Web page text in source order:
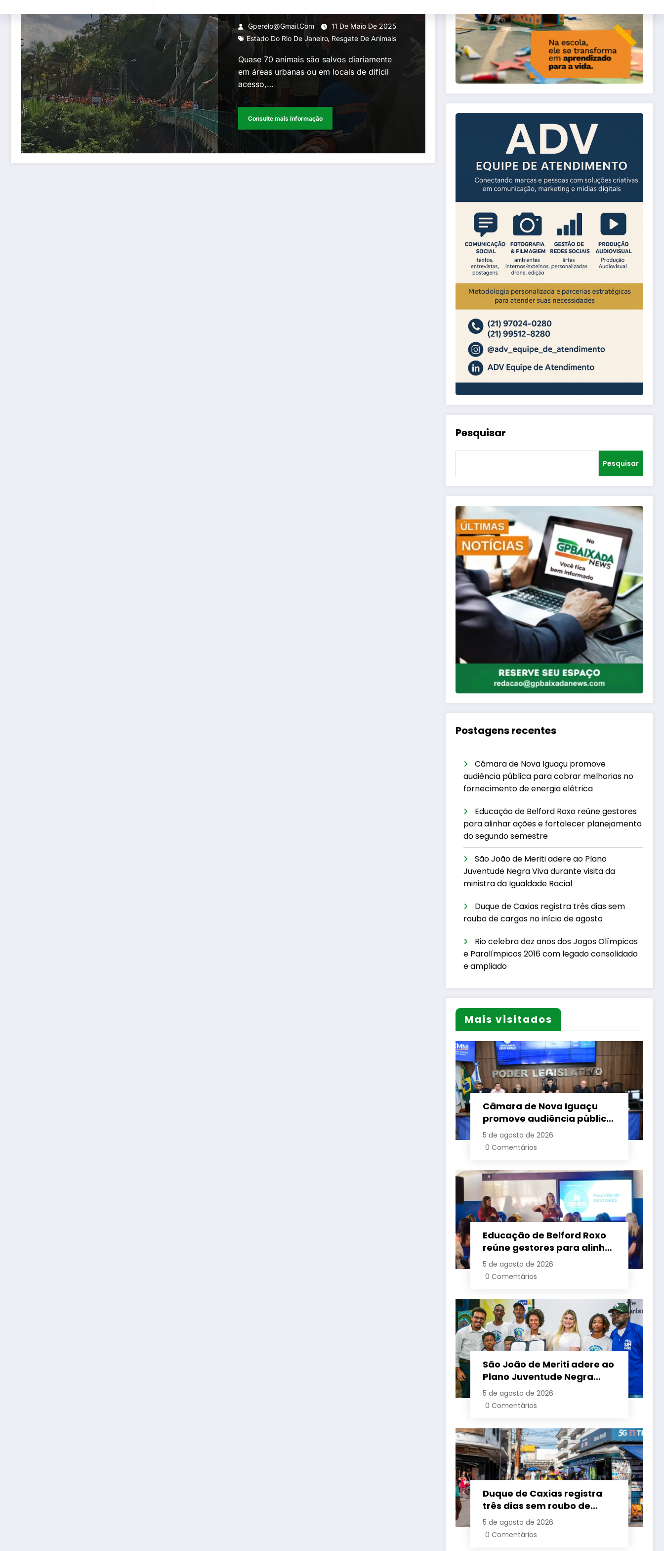
Estado do Rio, este ano
Gperelo@gmail.com
11 De Maio De 2025
Estado Do Rio De Janeiro, Resgate De Animais
Quase 70 animais são salvos diariamente
em áreas urbanas ou em locais de difícil
acesso,…
Consulte mais informação
Pesquisar
Pesquisar
Postagens recentes
Câmara de Nova Iguaçu promove
audiência pública para cobrar melhorias no
fornecimento de energia elétrica
Educação de Belford Roxo reúne gestores
para alinhar ações e fortalecer planejamento
do segundo semestre
São João de Meriti adere ao Plano
Juventude Negra Viva durante visita da
ministra da Igualdade Racial
Duque de Caxias registra três dias sem
roubo de cargas no início de agosto
Rio celebra dez anos dos Jogos Olímpicos
e Paralímpicos 2016 com legado consolidado
e ampliado
Mais visitados
Câmara de Nova Iguaçu
promove audiência pública
para cobrar melhorias no
fornecimento de energia
5 de agosto de 2026
0 Comentários
Educação de Belford Roxo
reúne gestores para alinhar
ações e fortalecer
planejamento do segundo
5 de agosto de 2026
0 Comentários
São João de Meriti adere ao
Plano Juventude Negra
Viva durante visita da
ministra da Igualdade
5 de agosto de 2026
0 Comentários
Duque de Caxias registra
três dias sem roubo de
cargas no início de agosto
5 de agosto de 2026
0 Comentários